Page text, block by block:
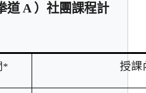
道 A ）社團課程計
* 授課